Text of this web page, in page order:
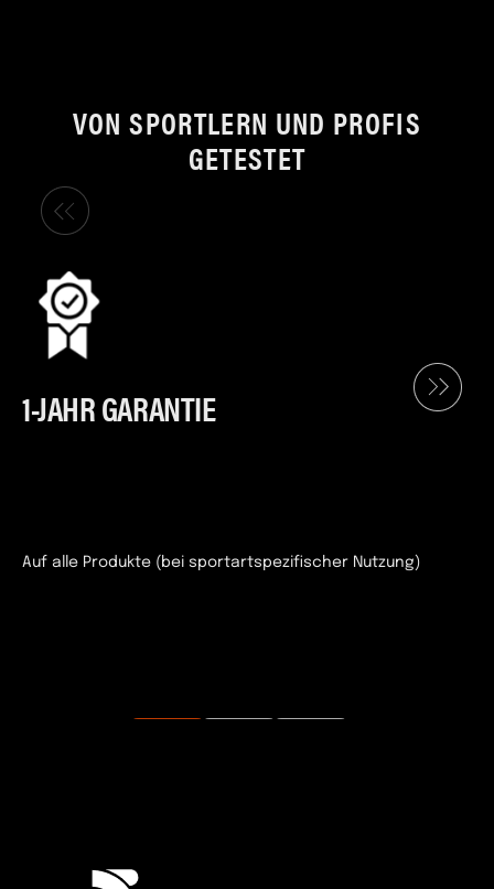
VON SPORTLERN UND PROFIS
GETESTET
1-JAHR GARANTIE
Auf alle Produkte (bei sportartspezifischer Nutzung)